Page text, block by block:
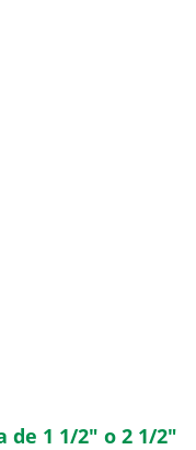
1 1/2″ o 2 1/2″